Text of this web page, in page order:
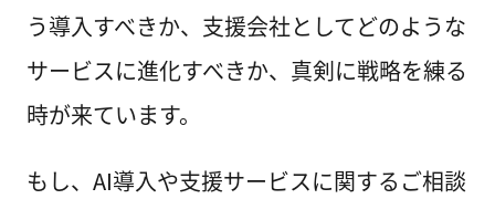
う導入すべきか、支援会社としてどのような
サービスに進化すべきか、真剣に戦略を練る
時が来ています。
もし、AI導入や支援サービスに関するご相談